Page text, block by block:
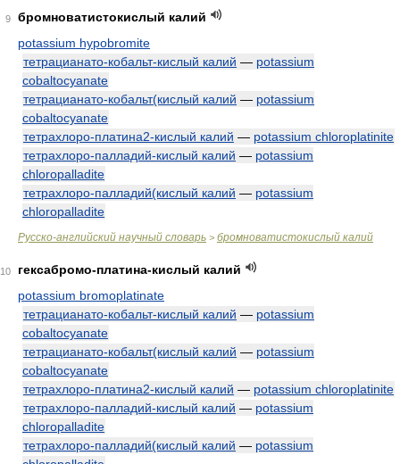
9
бромноватистокислый калий
potassium hypobromite
тетрацианато-кобальт-кислый калий — potassium
cobaltocyanate
тетрацианато-кобальт(кислый калий — potassium
cobaltocyanate
тетрахлоро-платина2-кислый калий — potassium chloroplatinite
тетрахлоро-палладий-кислый калий — potassium
chloropalladite
тетрахлоро-палладий(кислый калий — potassium
chloropalladite
Русско-английский научный словарь > бромноватистокислый калий
10
гексабромо-платина-кислый калий
potassium bromoplatinate
тетрацианато-кобальт-кислый калий — potassium
cobaltocyanate
тетрацианато-кобальт(кислый калий — potassium
cobaltocyanate
тетрахлоро-платина2-кислый калий — potassium chloroplatinite
тетрахлоро-палладий-кислый калий — potassium
chloropalladite
тетрахлоро-палладий(кислый калий — potassium